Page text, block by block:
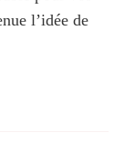
l’idée de